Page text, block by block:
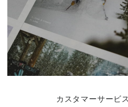
カスタマーサービ